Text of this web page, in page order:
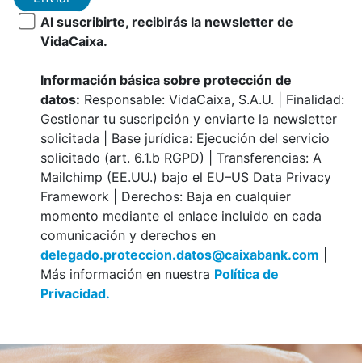
Al suscribirte, recibirás la newsletter de
VidaCaixa.
Información básica sobre protección de
datos: Responsable: VidaCaixa, S.A.U. | Finalidad:
Gestionar tu suscripción y enviarte la newsletter
solicitada | Base jurídica: Ejecución del servicio
solicitado (art. 6.1.b RGPD) | Transferencias: A
Mailchimp (EE.UU.) bajo el EU–US Data Privacy
Framework | Derechos: Baja en cualquier
momento mediante el enlace incluido en cada
comunicación y derechos en
delegado.proteccion.datos@caixabank.com
Más información en nuestra Política de
Privacidad.